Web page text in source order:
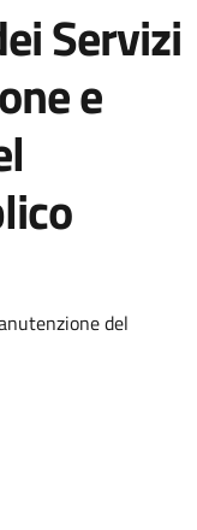
Servizi
e
del